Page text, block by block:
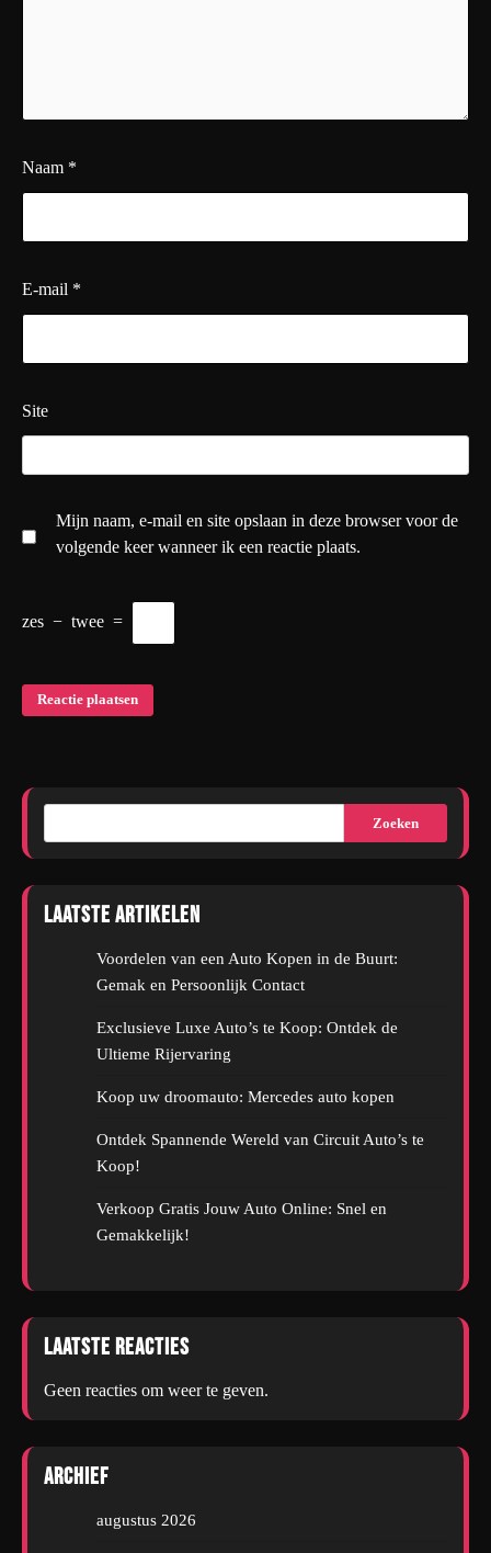
Naam *
E-mail *
Site
Mijn naam, e-mail en site opslaan in deze browser voor de
volgende keer wanneer ik een reactie plaats.
zes − twee =
Zoeken
Laatste artikelen
Voordelen van een Auto Kopen in de Buurt:
Gemak en Persoonlijk Contact
Exclusieve Luxe Auto’s te Koop: Ontdek de
Ultieme Rijervaring
Koop uw droomauto: Mercedes auto kopen
Ontdek Spannende Wereld van Circuit Auto’s te
Koop!
Verkoop Gratis Jouw Auto Online: Snel en
Gemakkelijk!
Laatste reacties
Geen reacties om weer te geven.
Archief
augustus 2026